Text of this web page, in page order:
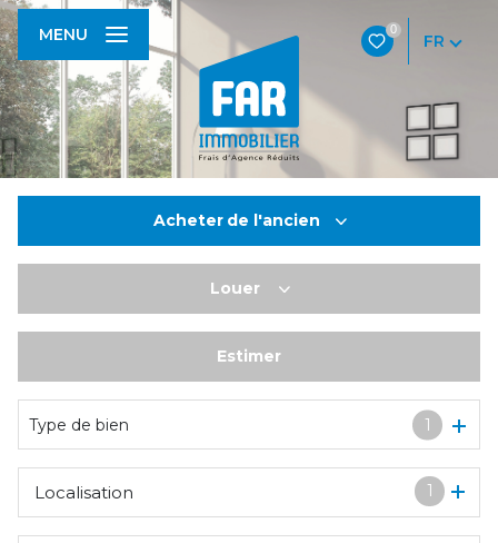
0
FR
MENU
Acheter de l'ancien
De l'immo pro
Louer
De l'immo pro
Estimer
Type de bien 1
1
Localisation